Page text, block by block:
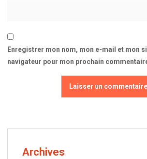
Enregistrer mon nom, mon e-mail et mon
navigateur pour mon prochain
Archives